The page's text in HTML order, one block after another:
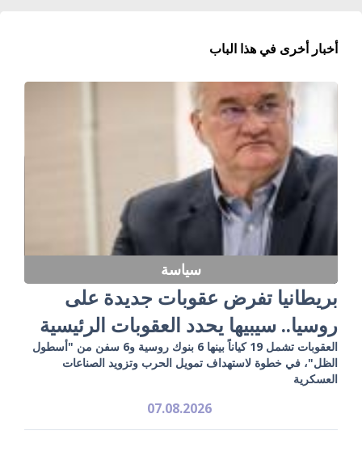
أخبار أخرى في هذا الباب
سياسة
بريطانيا تفرض عقوبات جديدة على
روسيا.. سيبيها يحدد العقوبات الرئيسية
العقوبات تشمل 19 كياناً بينها 6 بنوك روسية و6 سفن من "أسطول
الظل"، في خطوة لاستهداف تمويل الحرب وتزويد الصناعات
العسكرية
07.08.2026